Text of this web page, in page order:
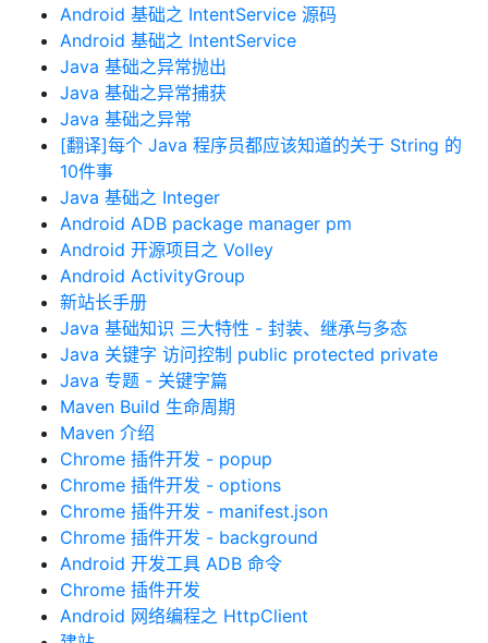
Android 基础之 IntentService 源码
Android 基础之 IntentService
Java 基础之异常抛出
Java 基础之异常捕获
Java 基础之异常
[翻译]每个 Java 程序员都应该知道的关于 String 的
10件事
Java 基础之 Integer
Android ADB package manager pm
Android 开源项目之 Volley
Android ActivityGroup
新站长手册
Java 基础知识 三大特性 - 封装、继承与多态
Java 关键字 访问控制 public protected private
Java 专题 - 关键字篇
Maven Build 生命周期
Maven 介绍
Chrome 插件开发 - popup
Chrome 插件开发 - options
Chrome 插件开发 - manifest.json
Chrome 插件开发 - background
Android 开发工具 ADB 命令
Chrome 插件开发
Android 网络编程之 HttpClient